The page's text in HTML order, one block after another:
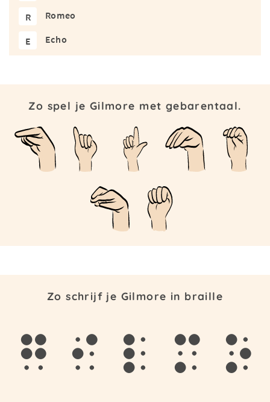
R Romeo
E Echo
Zo spel je Gilmore met gebarentaal.
Zo schrijf je Gilmore in braille
g i l m o